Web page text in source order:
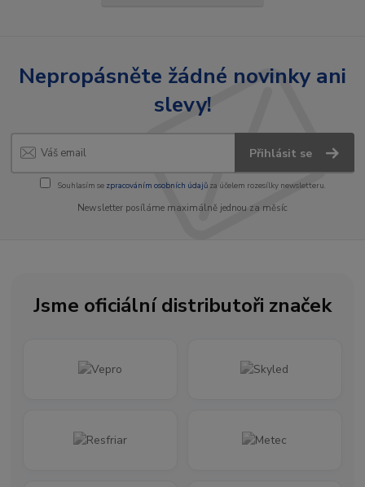
Nepropásněte žádné novinky ani
slevy!
Přihlásit se
Souhlasím se zpracováním osobních údajůza účelem rozesílky newsletteru.
Newsletter posíláme maximálně jednou za měsíc
Jsme oficiální distributoři značek